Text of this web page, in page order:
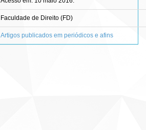
Faculdade de Direito (FD)
Artigos publicados em periódicos e afins